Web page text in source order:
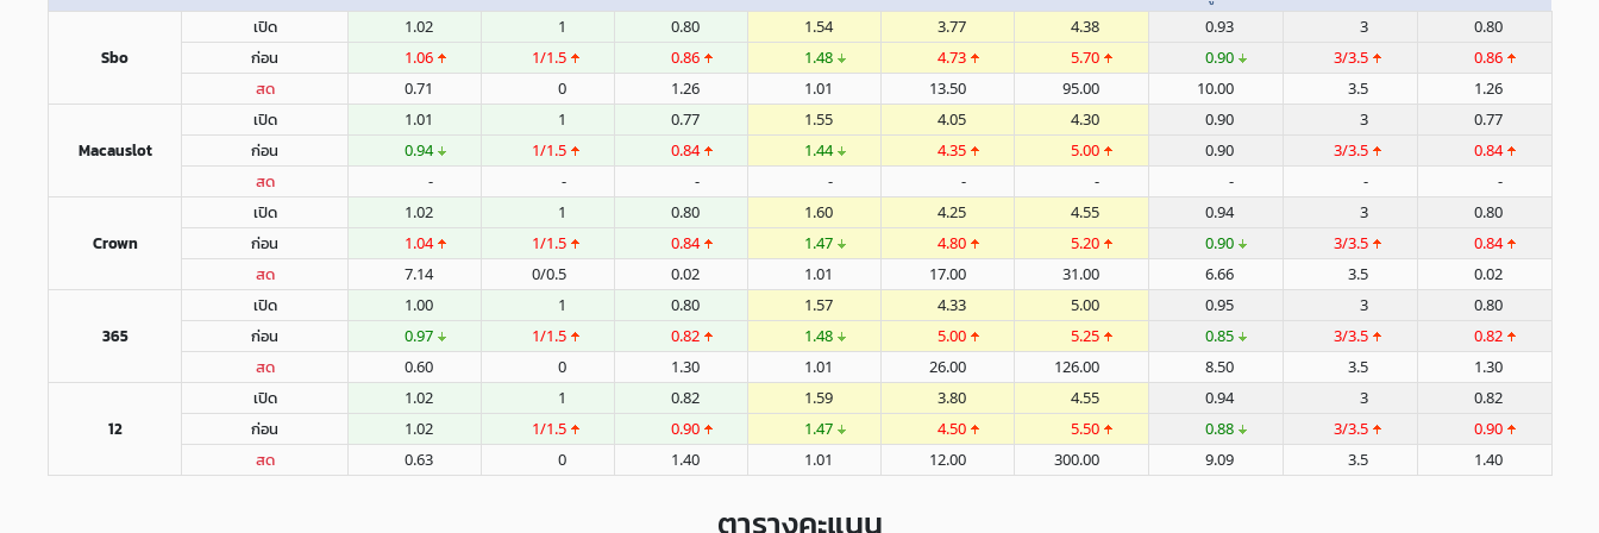
Sbo
เปิด 1.02 1 0.80 1.54 3.77 4.38 0.93 3 0.80
ก่อน 1.06 1/1.5 0.86 1.48 4.73 5.70 0.90 3/3.5 0.86
สด 0.71 0 1.26 1.01 13.50 95.00 10.00 3.5 1.26
Macauslot
เปิด 1.01 1 0.77 1.55 4.05 4.30 0.90 3 0.77
ก่อน 0.94 1/1.5 0.84 1.44 4.35 5.00 0.90 3/3.5 0.84
สด - - - - - - - - -
Crown
เปิด 1.02 1 0.80 1.60 4.25 4.55 0.94 3 0.80
ก่อน 1.04 1/1.5 0.84 1.47 4.80 5.20 0.90 3/3.5 0.84
สด 7.14 0/0.5 0.02 1.01 17.00 31.00 6.66 3.5 0.02
365
เปิด 1.00 1 0.80 1.57 4.33 5.00 0.95 3 0.80
ก่อน 0.97 1/1.5 0.82 1.48 5.00 5.25 0.85 3/3.5 0.82
สด 0.60 0 1.30 1.01 26.00 126.00 8.50 3.5 1.30
12
เปิด 1.02 1 0.82 1.59 3.80 4.55 0.94 3 0.82
ก่อน 1.02 1/1.5 0.90 1.47 4.50 5.50 0.88 3/3.5 0.90
สด 0.63 0 1.40 1.01 12.00 300.00 9.09 3.5 1.40
ตารางคะแนน